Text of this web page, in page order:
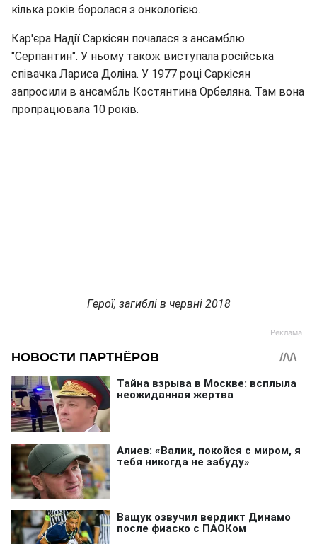
кілька років боролася з онкологією.
Кар'єра Надії Саркісян почалася з ансамблю
"Серпантин". У ньому також виступала російська
співачка Лариса Доліна. У 1977 році Саркісян
запросили в ансамбль Костянтина Орбеляна. Там вона
пропрацювала 10 років.
Герої, загиблі в червні 2018